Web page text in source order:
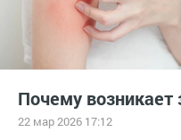
Почему
22 мар 2026 17:12